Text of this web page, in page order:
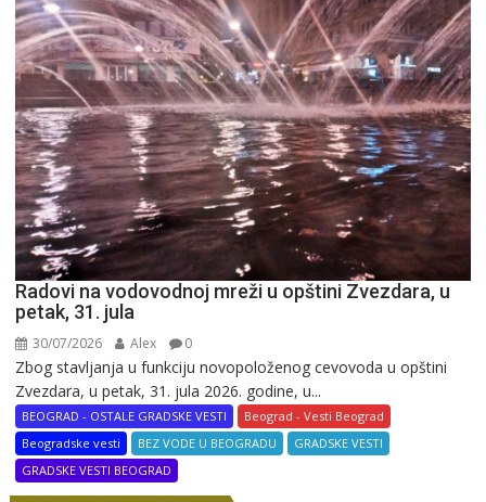
Radovi na vodovodnoj mreži u opštini Zvezdara, u
petak, 31. jula
30/07/2026 Alex 0
Zbog stavljanja u funkciju novopoloženog cevovoda u opštini
Zvezdara, u petak, 31. jula 2026. godine, u...
BEOGRAD - OSTALE GRADSKE VESTI
Beograd - Vesti Beograd
Beogradske vesti
BEZ VODE U BEOGRADU
GRADSKE VESTI
GRADSKE VESTI BEOGRAD